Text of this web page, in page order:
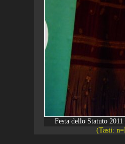
Festa dello Statuto
(Tasti: